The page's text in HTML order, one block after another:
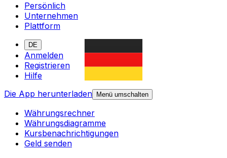
Persönlich
Unternehmen
Plattform
DE
Anmelden
Registrieren
Hilfe
Die App herunterladen
Menü umschalten
Währungsrechner
Währungsdiagramme
Kursbenachrichtigungen
Geld senden